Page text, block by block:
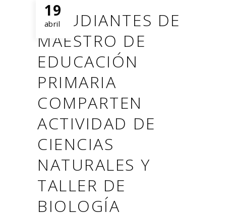
19
abril
ESTUDIANTES DE
MAESTRO DE
EDUCACIÓN
PRIMARIA
COMPARTEN
ACTIVIDAD DE
CIENCIAS
NATURALES Y
TALLER DE
BIOLOGÍA